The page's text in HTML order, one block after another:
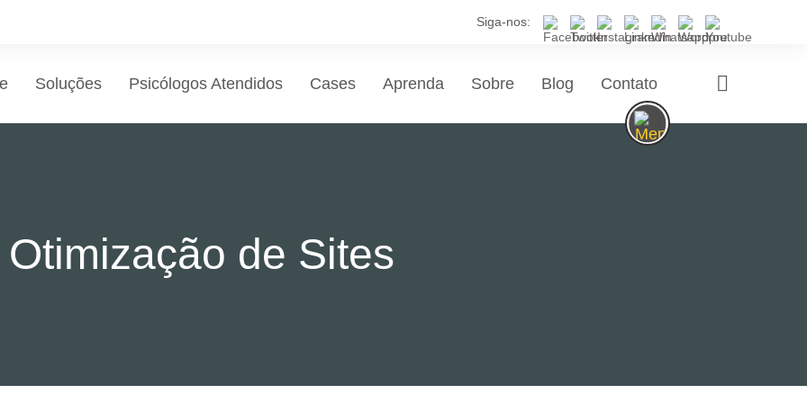
Siga-nos:
Soluções Psicólogos Atendidos Cases Aprenda Sobre Blog Contato
Otimização de Sites